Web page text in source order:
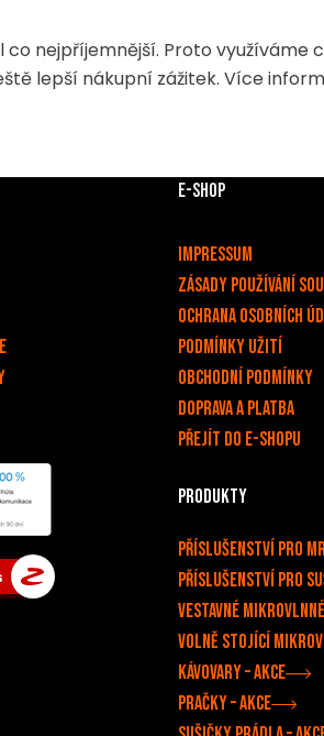
E-shop
Impressum
Zásady používání
OCHRANA OSOBNÍCH
PODMÍNKY UŽITÍ
Obchodní podmínky
Doprava a platba
Přejít do e-shopu
Produkty
Příslušenství pro
Příslušenství pro
Vestavné
Volně stojící
Kávovary –⁠ akce
Pračky –⁠ akce
nejpříjemnější. Proto využíváme
lepší nákupní zážitek. Více